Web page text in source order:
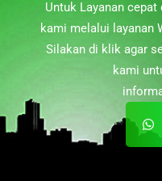
Untuk Layanan
kami melalui layanan
Silakan di klik agar
kami